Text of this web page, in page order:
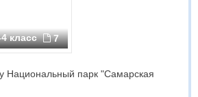
4 класс 7
Национальный парк "Самарская